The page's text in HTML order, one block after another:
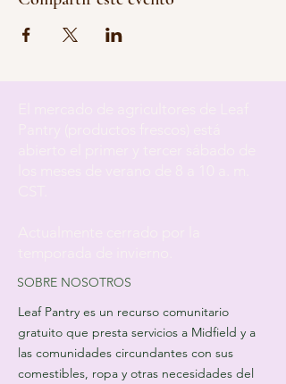
SOBRE NOSOTROS
Leaf Pantry es un recurso comunitario
gratuito que presta servicios a Midfield y a
las comunidades circundantes con sus
comestibles, ropa y otras necesidades del